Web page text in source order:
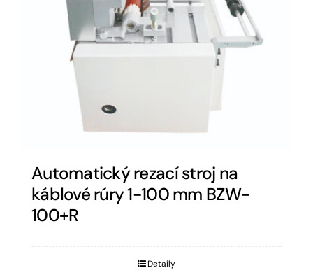
Automatický rezací stroj na
káblové rúry 1-100 mm BZW-
100+R
Detaily